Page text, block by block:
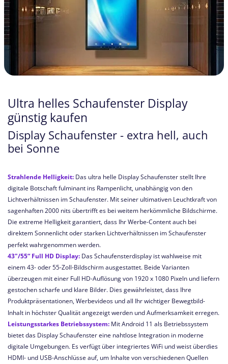
Ultra helles Schaufenster Display
günstig kaufen
Display Schaufenster - extra hell, auch
bei Sonne
Strahlende Helligkeit: Das ultra helle Display Schaufenster stellt Ihre
digitale Botschaft fulminant ins Rampenlicht, unabhängig von den
Lichtverhältnissen im Schaufenster. Mit seiner ultimativen Leuchtkraft von
sagenhaften 2000 nits übertrifft es bei weitem herkömmliche Bildschirme.
Die extreme Helligkeit garantiert, dass Ihr Werbe-Content auch bei
direktem Sonnenlicht oder starken Lichtverhältnissen im Schaufenster
perfekt wahrgenommen werden.
43"/55“ Full HD Display: Das Schaufensterdisplay ist wahlweise mit
einem 43- oder 55-Zoll-Bildschirm ausgestattet. Beide Varianten
überzeugen mit einer Full HD-Auflösung von 1920 x 1080 Pixeln und liefern
gestochen scharfe und klare Bilder. Dies gewährleistet, dass Ihre
Produktpräsentationen, Werbevideos und all Ihr wichtiger Bewegtbild-
Inhalt in höchster Qualität angezeigt werden und Aufmerksamkeit erregen.
Leistungsstarkes Betriebssystem: Mit Android 11 als Betriebssystem
bietet das Display Schaufenster eine nahtlose Integration in moderne
digitale Umgebungen. Es verfügt über integriertes WiFi und weist überdies
HDMI- und USB-Anschlüsse auf, um Inhalte von verschiedenen Quellen